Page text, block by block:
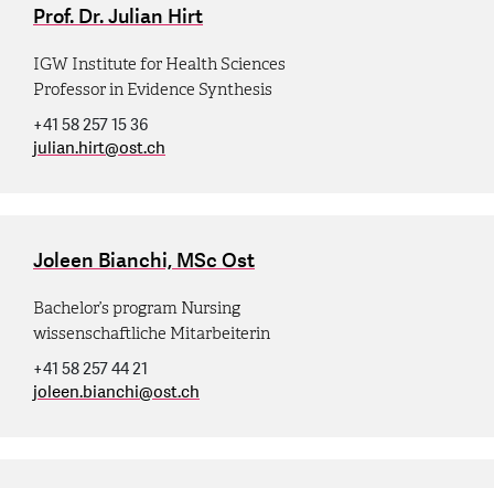
Prof. Dr. Julian Hirt
IGW Institute for Health Sciences
Professor in Evidence Synthesis
+41 58 257 15 36
julian.hirt@ost.ch
Joleen Bianchi, MSc Ost
Bachelor’s program Nursing
wissenschaftliche Mitarbeiterin
+41 58 257 44 21
joleen.bianchi@ost.ch